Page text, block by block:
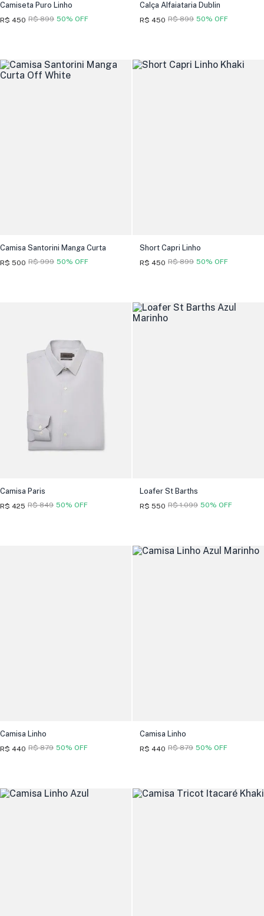
Camiseta Puro Linho
R$ 450 50% OFF
R$ 899
Calça Alfaiataria Dublin
R$ 450 50% OFF
R$ 899
Camisa Santorini Manga Curta
R$ 500 50% OFF
R$ 999
Short Capri Linho
R$ 450 50% OFF
R$ 899
Camisa Paris
R$ 425 50% OFF
R$ 849
Loafer St Barths
R$ 550 50% OFF
R$ 1.099
Camisa Linho
R$ 440 50% OFF
R$ 879
Camisa Linho
R$ 440 50% OFF
R$ 879